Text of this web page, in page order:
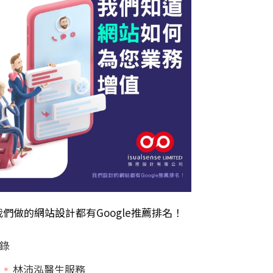
們做的網站設計都有Google推薦排名！
林沛泓醫生服務